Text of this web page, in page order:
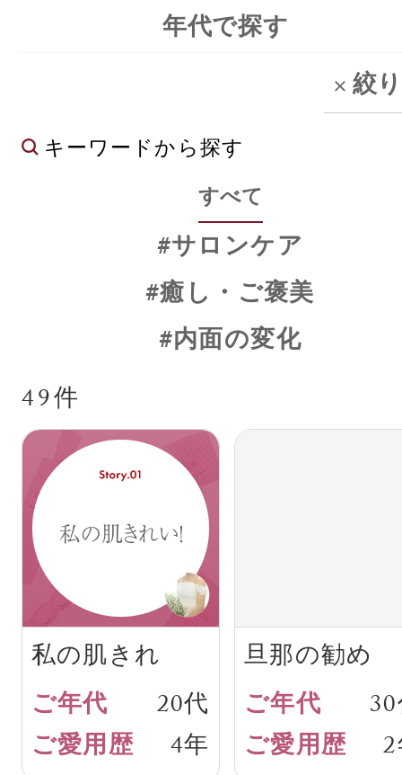
年代で探す
#サロンケア
#癒し・ご褒美
#内面の変化
49件
私の肌きれ
い！
20代
4年
旦那の勧め